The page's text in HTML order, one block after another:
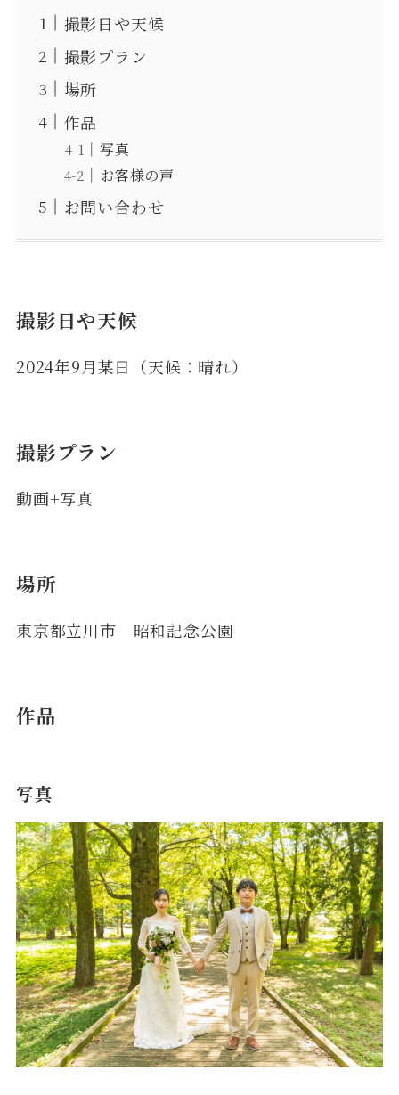
撮影日や天候
撮影プラン
場所
作品
写真
お客様の声
お問い合わせ
撮影日や天候
2024年9月某日（天候：晴れ）
撮影プラン
動画+写真
場所
東京都立川市 昭和記念公園
作品
写真